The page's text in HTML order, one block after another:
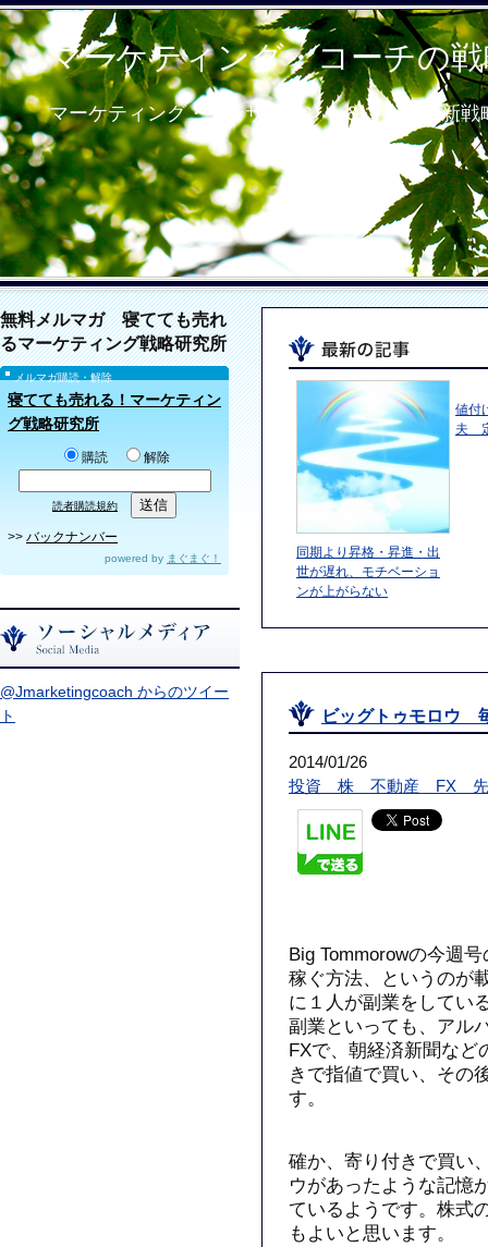
マーケティング・コーチの
マーケティング・コンサルタント＆コーチの新戦
無料メルマガ 寝てても売れ
るマーケティング戦略研究所
メルマガ購読・解除
寝てても売れる！マーケティン
グ戦略研究所
購読 解除
読者購読規約
>> バックナンバー
powered by まぐまぐ！
@Jmarketingcoach からのツイー
ト
同期より昇格・昇進・出
世が遅れ、モチベーショ
ンが上がらない
値付
夫
ビッグトゥモロウ
2014/01/26
投資 株 不動産 FX 先
Big Tommorowの今週
稼ぐ方法、というのが
に１人が副業をしてい
副業といっても、アル
FXで、朝経済新聞など
きで指値で買い、その
す。
確か、寄り付きで買い
ウがあったような記憶
ているようです。株式
もよいと思います。